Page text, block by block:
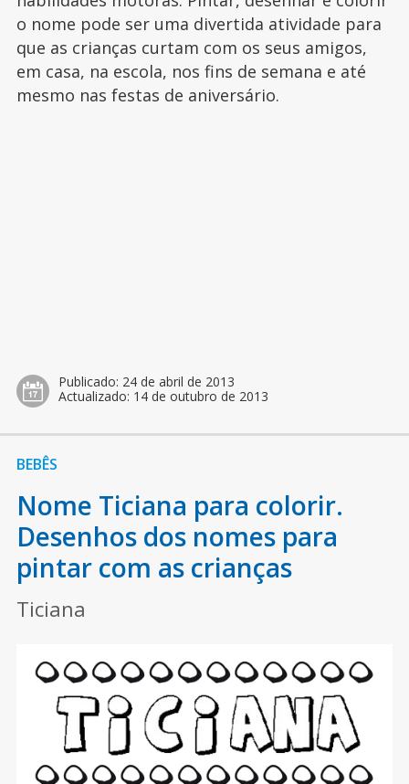
o nome pode ser uma divertida atividade para
que as crianças curtam com os seus amigos,
em casa, na escola, nos fins de semana e até
mesmo nas festas de aniversário.
Publicado: 24 de abril de 2013
Actualizado: 14 de outubro de 2013
BEBÊS
Nome Ticiana para colorir.
Desenhos dos nomes para
pintar com as crianças
Ticiana